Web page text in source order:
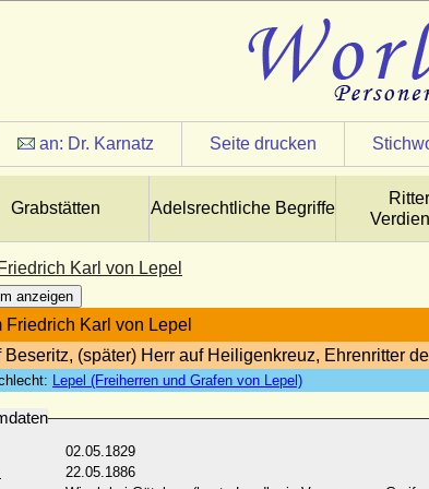
an: Dr. Karnatz Seite drucken
Grabstätten Adelsrechtliche Begriffe
Karl von Lepel
anzeigen
Friedrich Karl von Lepel
Beseritz, (später) Herr auf Heiligenkreuz, Ehrenritter
Lepel (Freiherren und Grafen von Lepel)
02.05.1829
22.05.1886